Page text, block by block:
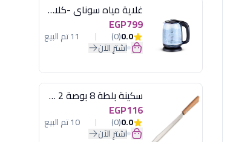
غلاية مياه سوناي -كلاسيك 2200 وات، 1.7 لتر زجاج اضائة ليد - MAR-3752
EGP799
0.0
(0) 11 تم البيع
اشترِ الآن
سكينة بلطة 8 بوصة 2 مسمار
EGP116
0.0
(0) 10 تم البيع
اشترِ الآن